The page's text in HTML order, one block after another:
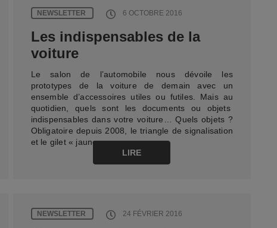
NEWSLETTER 6 OCTOBRE 2016
Les indispensables de la
voiture
Le salon de l’automobile nous dévoile les
prototypes de la voiture de demain avec un
ensemble d’accessoires utiles ou futiles. Mais au
quotidien, quels sont les documents ou objets
indispensables dans votre voiture… Quels objets ?
Obligatoire depuis 2008, le triangle de signalisation
et le gilet « jaune »…
LIRE
NEWSLETTER 24 FÉVRIER 2016